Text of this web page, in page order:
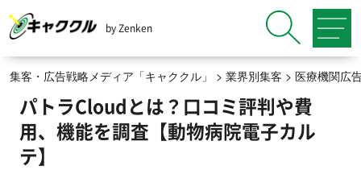
by Zenken
集客・広告戦略メディア「キャククル」 > 業界別集客 > 医療機関広
パトラCloudとは？口コミ評判や費
用、機能を調査【動物病院電子カル
テ】